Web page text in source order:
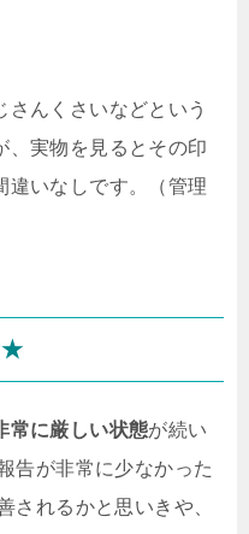
さんくさいなどという
、実物を見るとその印
違いなしです。（管理
常に厳しい状態が続い
告が非常に少なかった
されるかと思いきや、